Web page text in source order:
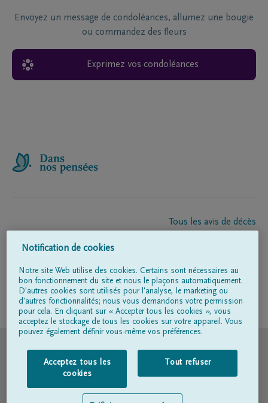
Envoyez un message de condoléances, allumez une bougie
ou commandez des fleurs
Exprimez vos condoléances
Tous les avis de décès
Entrepreneur de pompes funèbres
Suivez-nous sur
Conditions d'utilisation
Déclaration relative à la vie privée
Notification de cookies
Notre site Web utilise des cookies. Certains sont nécessaires au
bon fonctionnement du site et nous le plaçons automatiquement.
D'autres cookies sont utilisés pour l'analyse, le marketing ou
d'autres fonctionnalités; nous vous demandons votre permission
pour cela. En cliquant sur « Accepter tous les cookies », vous
acceptez le stockage de tous les cookies sur votre appareil. Vous
pouvez également définir vous-même vos préférences.
Acceptez tous les
cookies
Tout refuser